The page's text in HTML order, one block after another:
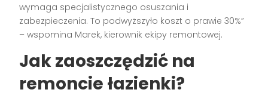
wymaga specjalistycznego osuszania i
zabezpieczenia. To podwyższyło koszt o prawie 30%”
– wspomina Marek, kierownik ekipy remontowej.
Jak zaoszczędzić na
remoncie łazienki?